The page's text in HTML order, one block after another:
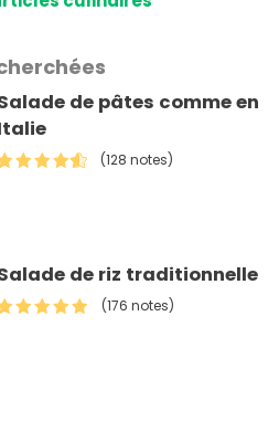
de pâtes comme en
(128 notes)
de riz traditionnelle
(176 notes)